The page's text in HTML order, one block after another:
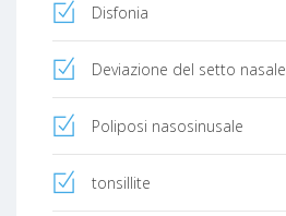
Disfonia
Deviazione del setto nasale
Poliposi nasosinusale
tonsillite